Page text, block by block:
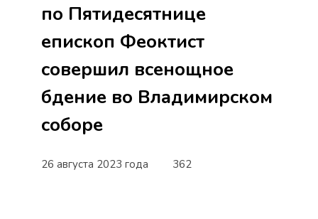
по Пятидесятнице
епископ Феоктист
совершил всенощное
бдение во Владимирском
соборе
26 августа 2023 года 362